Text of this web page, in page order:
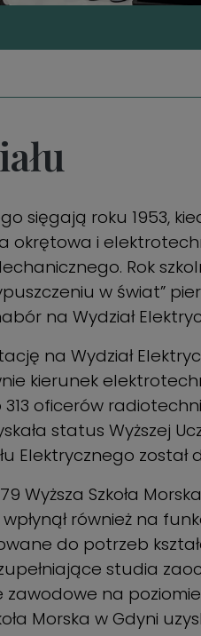
sięgają roku 1953,
i
Rok
w świat”
na Wydział
na Wydział
kierunek
313 oficerów
status Wyższej
Elektrycznego został
Wyższa Szkoła
również na
do potrzeb
studia
zawodowe na
Morska w Gdyni